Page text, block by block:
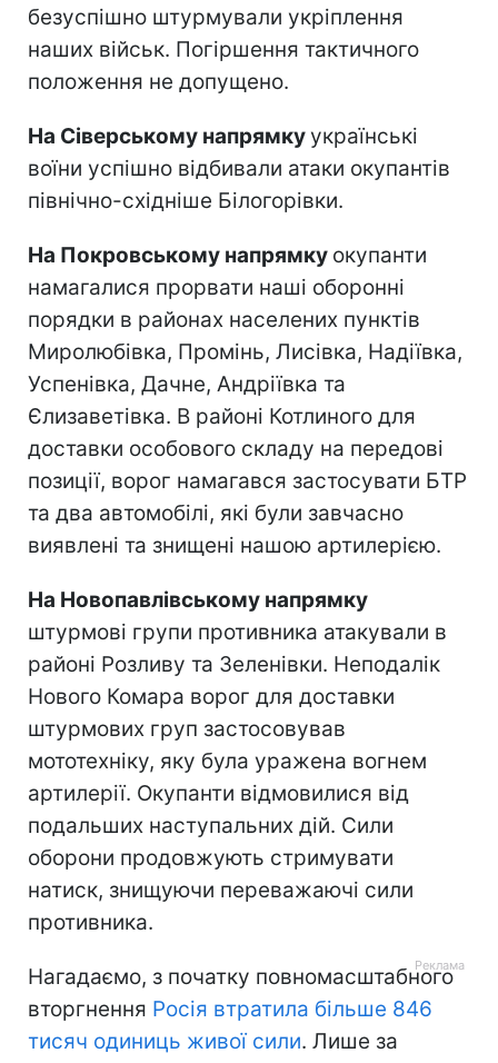
безуспішно штурмували укріплення
наших військ. Погіршення тактичного
положення не допущено.
На Сіверському напрямкуукраїнські
воїни успішно відбивали атаки окупантів
північно-східніше Білогорівки.
На Покровському напрямку окупанти
намагалися прорвати наші оборонні
порядки в районах населених пунктів
Миролюбівка, Промінь, Лисівка, Надіївка,
Успенівка, Дачне, Андріївка та
Єлизаветівка. В районі Котлиного для
доставки особового складу на передові
позиції, ворог намагався застосувати БТР
та два автомобілі, які були завчасно
виявлені та знищені нашою артилерією.
На Новопавлівському напрямку
штурмові групи противника атакували в
районі Розливу та Зеленівки. Неподалік
Нового Комара ворог для доставки
штурмових груп застосовував
мототехніку, яку була уражена вогнем
артилерії. Окупанти відмовилися від
подальших наступальних дій. Сили
оборони продовжують стримувати
натиск, знищуючи переважаючі сили
противника.
Нагадаємо, з початку повномасштабного
вторгнення Росія втратила більше 846
тисяч одиниць живої сили. Лише за